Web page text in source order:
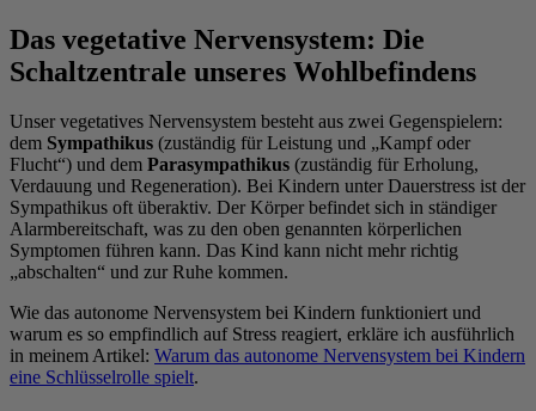
Das vegetative Nervensystem: Die
Schaltzentrale unseres Wohlbefindens
Unser vegetatives Nervensystem besteht aus zwei Gegenspielern:
dem Sympathikus (zuständig für Leistung und „Kampf oder
Flucht“) und dem Parasympathikus (zuständig für Erholung,
Verdauung und Regeneration). Bei Kindern unter Dauerstress ist der
Sympathikus oft überaktiv. Der Körper befindet sich in ständiger
Alarmbereitschaft, was zu den oben genannten körperlichen
Symptomen führen kann. Das Kind kann nicht mehr richtig
„abschalten“ und zur Ruhe kommen.
Wie das autonome Nervensystem bei Kindern funktioniert und
warum es so empfindlich auf Stress reagiert, erkläre ich ausführlich
in meinem Artikel: Warum das autonome Nervensystem bei Kindern
eine Schlüsselrolle spielt.